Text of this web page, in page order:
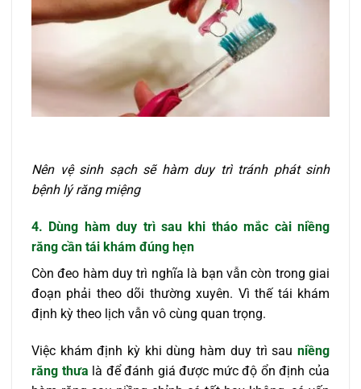
Nên vệ sinh sạch sẽ hàm duy trì tránh phát sinh
bệnh lý răng miệng
4. Dùng hàm duy trì sau khi tháo mắc cài niềng
răng cần tái khám đúng hẹn
Còn đeo hàm duy trì nghĩa là bạn vẫn còn trong giai
đoạn phải theo dõi thường xuyên. Vì thế tái khám
định kỳ theo lịch vẫn vô cùng quan trọng.
Việc khám định kỳ khi dùng hàm duy trì sau niềng
răng thưa là để đánh giá được mức độ ổn định của